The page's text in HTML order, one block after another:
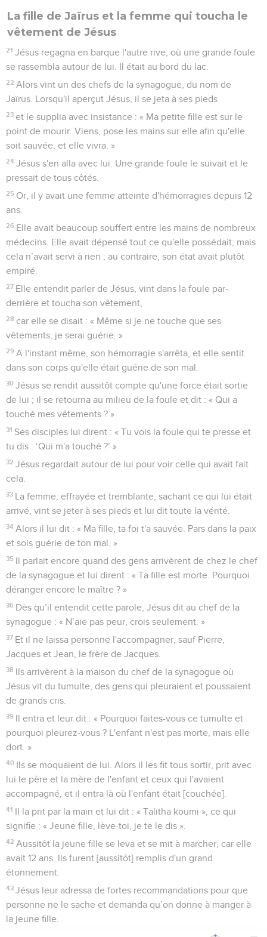
La fille de Jaïrus et la femme qui toucha le
vêtement de Jésus
21 Jésus regagna en barque l'autre rive, où une grande foule
se rassembla autour de lui. Il était au bord du lac.
22 Alors vint un des chefs de la synagogue, du nom de
Jaïrus. Lorsqu'il aperçut Jésus, il se jeta à ses pieds
23 et le supplia avec insistance : « Ma petite fille est sur le
point de mourir. Viens, pose les mains sur elle afin qu'elle
soit sauvée, et elle vivra. »
24 Jésus s'en alla avec lui. Une grande foule le suivait et le
pressait de tous côtés.
25 Or, il y avait une femme atteinte d'hémorragies depuis 12
ans.
26 Elle avait beaucoup souffert entre les mains de nombreux
médecins. Elle avait dépensé tout ce qu'elle possédait, mais
cela n’avait servi à rien ; au contraire, son état avait plutôt
empiré.
27 Elle entendit parler de Jésus, vint dans la foule par-
derrière et toucha son vêtement,
28 car elle se disait : « Même si je ne touche que ses
vêtements, je serai guérie. »
29 A l'instant même, son hémorragie s'arrêta, et elle sentit
dans son corps qu'elle était guérie de son mal.
30 Jésus se rendit aussitôt compte qu'une force était sortie
de lui ; il se retourna au milieu de la foule et dit : « Qui a
touché mes vêtements ? »
31 Ses disciples lui dirent : « Tu vois la foule qui te presse et
tu dis : ‘Qui m'a touché ?’ »
32 Jésus regardait autour de lui pour voir celle qui avait fait
cela.
33 La femme, effrayée et tremblante, sachant ce qui lui était
arrivé, vint se jeter à ses pieds et lui dit toute la vérité.
34 Alors il lui dit : « Ma fille, ta foi t'a sauvée. Pars dans la paix
et sois guérie de ton mal. »
35 Il parlait encore quand des gens arrivèrent de chez le chef
de la synagogue et lui dirent : « Ta fille est morte. Pourquoi
déranger encore le maître ? »
36 Dès qu’il entendit cette parole, Jésus dit au chef de la
synagogue : « N’aie pas peur, crois seulement. »
37 Et il ne laissa personne l'accompagner, sauf Pierre,
Jacques et Jean, le frère de Jacques.
38 Ils arrivèrent à la maison du chef de la synagogue où
Jésus vit du tumulte, des gens qui pleuraient et poussaient
de grands cris.
39 Il entra et leur dit : « Pourquoi faites-vous ce tumulte et
pourquoi pleurez-vous ? L'enfant n'est pas morte, mais elle
dort. »
40 Ils se moquaient de lui. Alors il les fit tous sortir, prit avec
lui le père et la mère de l'enfant et ceux qui l'avaient
accompagné, et il entra là où l'enfant était [couchée].
41 Il la prit par la main et lui dit : « Talitha koumi », ce qui
signifie : « Jeune fille, lève-toi, je te le dis ».
42 Aussitôt la jeune fille se leva et se mit à marcher, car elle
avait 12 ans. Ils furent [aussitôt] remplis d'un grand
étonnement.
43 Jésus leur adressa de fortes recommandations pour que
personne ne le sache et demanda qu’on donne à manger à
la jeune fille.